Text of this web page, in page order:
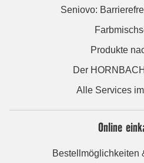
Seniovo:
Produkte
Der
Alle Services
Online
Bestellmöglichkeiten